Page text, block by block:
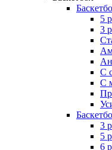
5
3
С
С
3
5
6